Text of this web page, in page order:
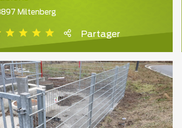
Miltenberg
Partager